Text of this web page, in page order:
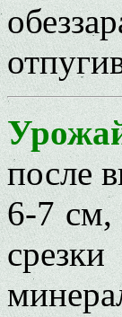
после
6-7 см,